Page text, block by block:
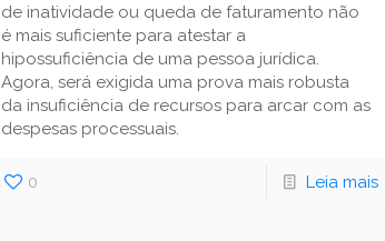
de inatividade ou queda de faturamento não
é mais suficiente para atestar a
hipossuficiência de uma pessoa jurídica.
Agora, será exigida uma prova mais robusta
da insuficiência de recursos para arcar com as
despesas processuais.
0 Leia mais